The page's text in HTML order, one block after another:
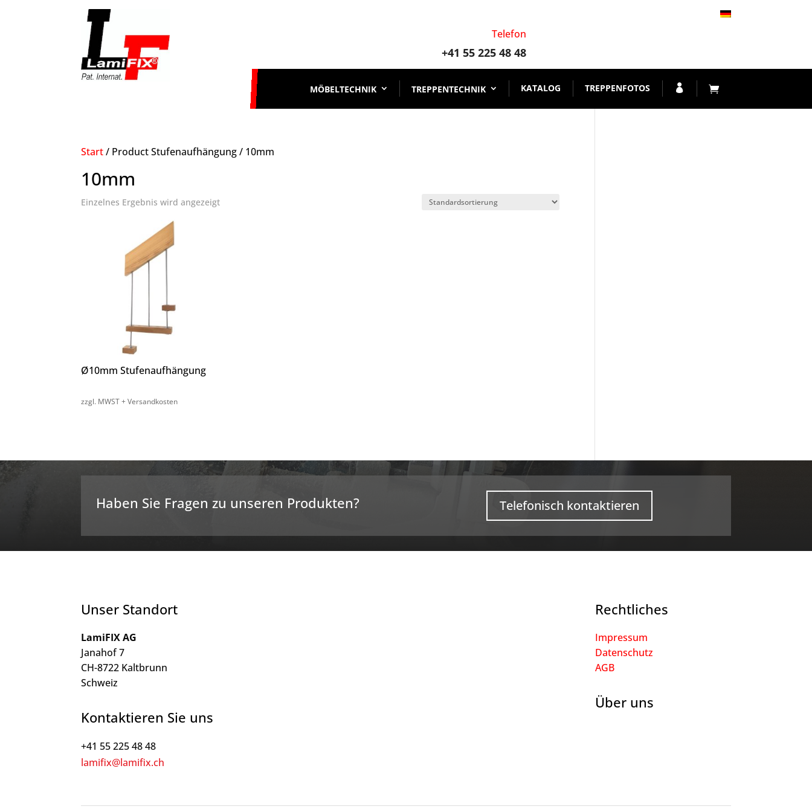
Telefon
+41 55 225 48 48
MÖBELTECHNIK TREPPENTECHNIK KATALOG TREPPENFOTOS 
Start/ Product Stufenaufhängung / 10mm
10mm
Einzelnes Ergebnis wird angezeigt
Ø10mm Stufenaufhängung
zzgl. MWST + Versandkosten
Haben Sie Fragen zu unseren Produkten? Telefonisch kontaktieren
Unser Standort
LamiFIX AG
Janahof 7
CH-8722 Kaltbrunn
Schweiz
Kontaktieren Sie uns
+41 55 225 48 48
lamifix@lamifix.ch
Rechtliches
Impressum
Datenschutz
AGB
Über uns